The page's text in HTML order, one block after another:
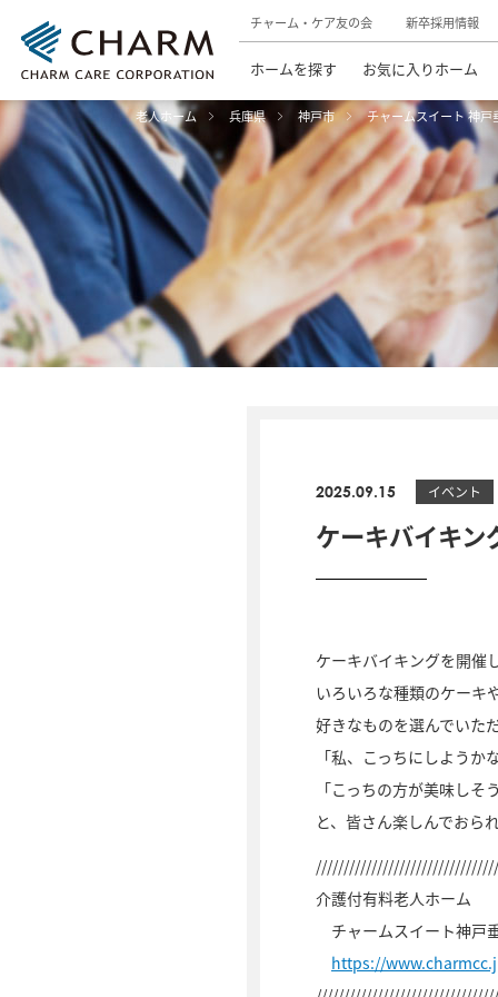
チャーム・ケア友の会 新卒採用情報
ホームを探す お気に入りホーム
老人ホーム 兵庫県 神戸市 チャームスイート 神戸
2025.09.15 イベント
ケーキバイキン
ケーキバイキングを開催
いろいろな種類のケーキ
好きなものを選んでいた
「私、こっちにしようか
「こっちの方が美味しそ
と、皆さん楽しんでおら
介護付有料老人ホーム
チャームスイート神戸
https://